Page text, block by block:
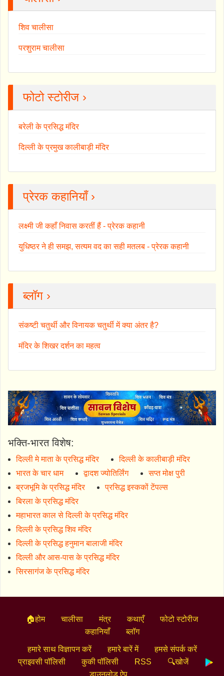
शिव चालीसा
परशुराम चालीसा
फोटो स्टोरीज ›
बरेली के प्रसिद्ध मंदिर
दिल्ली के प्रमुख कालीबाड़ी मंदिर
प्रेरक कहानियाँ ›
लक्ष्मी जी कहाँ निवास करतीं हैं - प्रेरक कहानी
युधिष्ठर ने ही समझ, सत्यम वद का सही मतलब - प्रेरक कहानी
ब्लॉग ›
संकष्टी चतुर्थी और विनायक चतुर्थी में क्या अंतर है?
मंदिर के शिखर दर्शन का महत्व
भक्ति-भारत विशेष:
दिल्ली मे माता के प्रसिद्ध मंदिर
दिल्ली के कालीबाड़ी मंदिर
भारत के चार धाम
द्वादश ज्योतिर्लिंग
सप्त मोक्ष पुरी
ब्रजभूमि के प्रसिद्ध मंदिर
प्रसिद्ध इस्ककों टेंपल्स
बिरला के प्रसिद्ध मंदिर
महाभारत काल से दिल्ली के प्रसिद्ध मंदिर
दिल्ली के प्रसिद्ध शिव मंदिर
दिल्ली के प्रसिद्ध हनुमान बालाजी मंदिर
दिल्ली और आस-पास के प्रसिद्ध मंदिर
सिरसागंज के प्रसिद्ध मंदिर
🏠होम चालीसा मंत्र कथाएँ
फोटो स्टोरीज
कहानियाँ
ब्लॉग
हमारे साथ विज्ञापन करें हमारे बारें में
हमसे संपर्क करें
प्राइवसी पॉलिसी
कुकी पॉलिसी RSS
🔍खोजें